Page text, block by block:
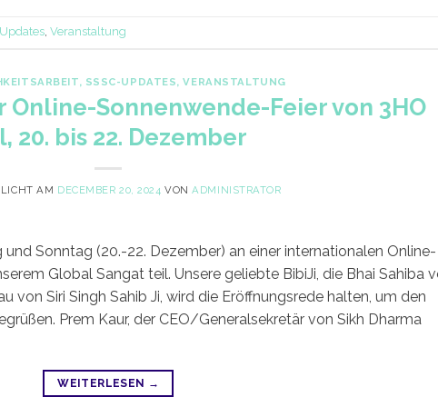
, Veranstaltung
, SSSC-UPDATES,VERANSTALTUNG
Online-Sonnenwende-Feier von 3HO
20. bis 22. Dezember
AM DECEMBER 20, 2024 VONADMINISTRATOR
Sonntag (20.-22. Dezember) an einer internationalen Online-
Global Sangat teil. Unsere geliebte BibiJi, die Bhai Sahiba
von Siri Singh Sahib Ji, wird die Eröffnungsrede halten, um den
Prem Kaur, der CEO/Generalsekretär von Sikh Dharma
WEITERLESEN →